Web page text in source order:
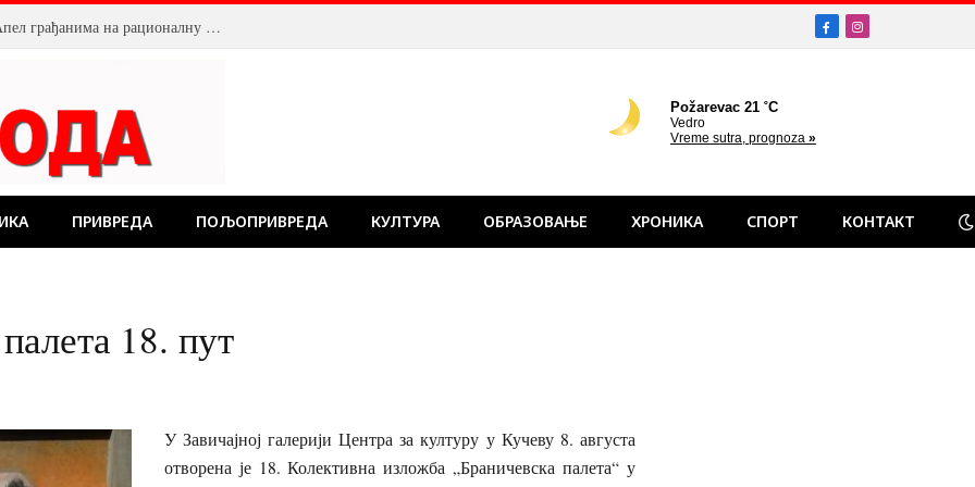
Смањен притисак воде у Пожаревцу. Апел грађанима на рационалну потрошњу FacebookInstagram
ПРИВРЕДА ПОЉОПРИВРЕДА КУЛТУРА ОБРАЗОВАЊЕ ХРОНИКА СПОРТ КОНТАКТ
18. пут
У Завичајној галерији Центра за културу у Кучеву 8. августа
отворена је 18. Колективна изложба „Браничевска палета“ у